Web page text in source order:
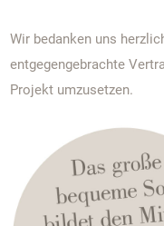
Wir bedanken uns
entgegengebrachte
Projekt umzusetzen.